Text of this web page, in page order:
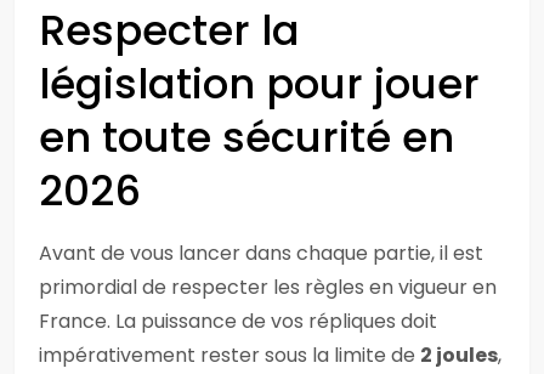
Respecter la
législation pour jouer
en toute sécurité en
2026
Avant de vous lancer dans chaque partie, il est
primordial de respecter les règles en vigueur en
France. La puissance de vos répliques doit
impérativement rester sous la limite de 2 joules,